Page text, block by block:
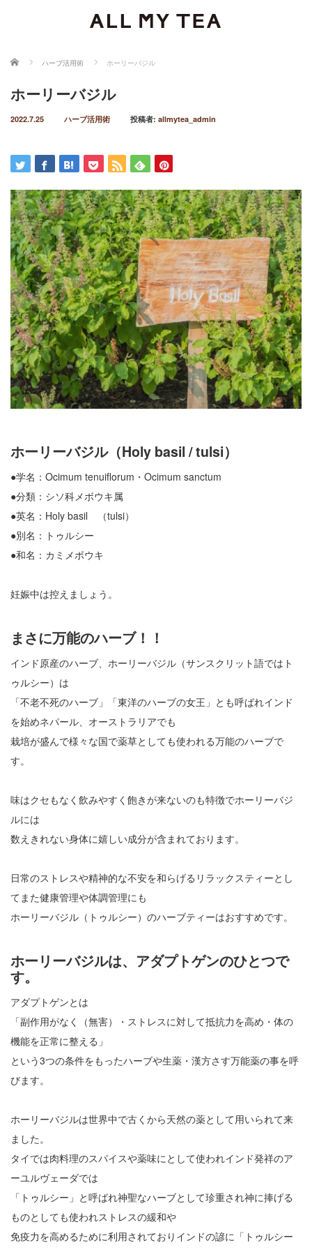
ホーム ハーブ活用術 ホーリーバジル
ホーリーバジル
2022.7.25 ハーブ活用術 投稿者: allmytea_admin
ホーリーバジル（Holy basil / tulsi）
●学名：Ocimum tenuiflorum・Ocimum sanctum
●分類：シソ科メボウキ属
●英名：Holy basil （tulsi）
●別名：トゥルシー
●和名：カミメボウキ
妊娠中は控えましょう。
まさに万能のハーブ！！
インド原産のハーブ、ホーリーバジル（サンスクリット語ではト
ゥルシー）は
「不老不死のハーブ」「東洋のハーブの女王」とも呼ばれインド
を始めネパール、オーストラリアでも
栽培が盛んで様々な国で薬草としても使われる万能のハーブで
す。
味はクセもなく飲みやすく飽きが来ないのも特徴でホーリーバジ
ルには
数えきれない身体に嬉しい成分が含まれております。
日常のストレスや精神的な不安を和らげるリラックスティーとし
てまた健康管理や体調管理にも
ホーリーバジル（トゥルシー）のハーブティーはおすすめです。
ホーリーバジルは、アダプトゲンのひとつで
す。
アダプトゲンとは
「副作用がなく（無害）・ストレスに対して抵抗力を高め・体の
機能を正常に整える」
という3つの条件をもったハーブや生薬・漢方さす万能薬の事を呼
びます。
ホーリーバジルは世界中で古くから天然の薬として用いられて来
ました。
タイでは肉料理のスパイスや薬味にとして使われインド発祥のア
ーユルヴェーダでは
「トゥルシー」と呼ばれ神聖なハーブとして珍重され神に捧げる
ものとしても使われストレスの緩和や
免疫力を高めるために利用されておりインドの諺に「トゥルシー